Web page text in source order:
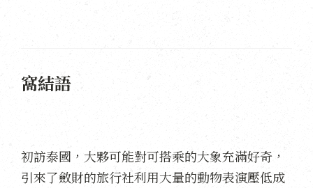
窩結語
初訪泰國，大夥可能對可搭乘的大象充滿好奇，
引來了斂財的旅行社利用大量的動物表演壓低成